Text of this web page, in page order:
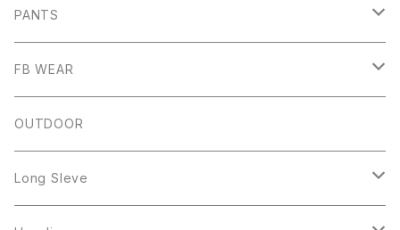
CHB
HW
IZUTAMA
PANTS
SHORT PANTS
NY PANTS
FB WEAR
Raglan Tee
Mesh Tanktop
OUTDOOR
Long Sleve